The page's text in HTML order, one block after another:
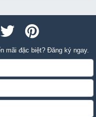
mãi đặc biệt? Đăng ký ngay.